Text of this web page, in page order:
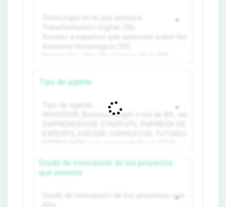
Tipo de agente
Grado de innovación de los proyectos
que asesora